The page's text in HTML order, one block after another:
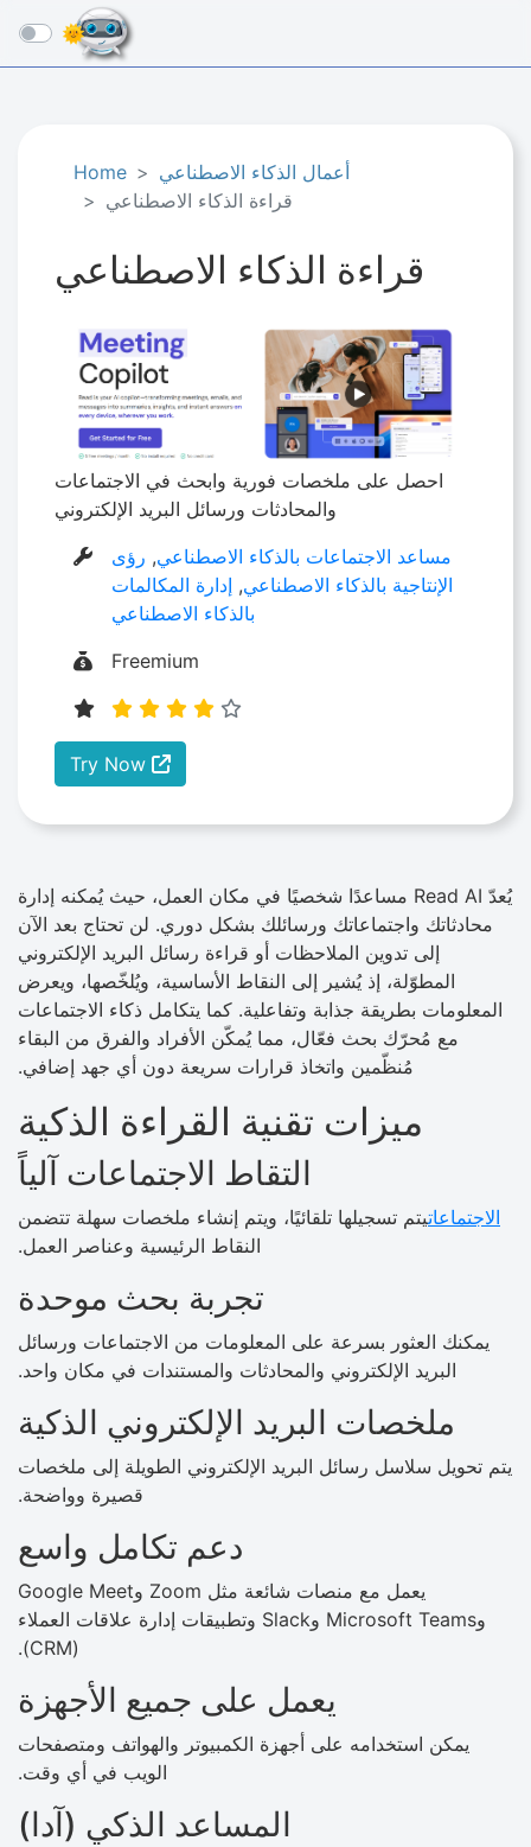
☰
Home
أعمال الذكاء الاصطناعي
قراءة الذكاء الاصطناعي
قراءة الذكاء الاصطناعي
احصل على ملخصات فورية وابحث في الاجتماعات
والمحادثات ورسائل البريد الإلكتروني
مساعد الاجتماعات بالذكاء الاصطناعي, رؤى
الإنتاجية بالذكاء الاصطناعي, إدارة المكالمات
بالذكاء الاصطناعي
Freemium
Try Now
يُعدّ Read AI مساعدًا شخصيًا في مكان العمل، حيث يُمكنه إدارة
محادثاتك واجتماعاتك ورسائلك بشكل دوري. لن تحتاج بعد الآن
إلى تدوين الملاحظات أو قراءة رسائل البريد الإلكتروني
المطوّلة، إذ يُشير إلى النقاط الأساسية، ويُلخّصها، ويعرض
المعلومات بطريقة جذابة وتفاعلية. كما يتكامل ذكاء الاجتماعات
مع مُحرّك بحث فعّال، مما يُمكّن الأفراد والفرق من البقاء
مُنظّمين واتخاذ قرارات سريعة دون أي جهد إضافي.
ميزات تقنية القراءة الذكية
التقاط الاجتماعات آلياً
الاجتماعاتيتم تسجيلها تلقائيًا، ويتم إنشاء ملخصات سهلة تتضمن
النقاط الرئيسية وعناصر العمل.
تجربة بحث موحدة
يمكنك العثور بسرعة على المعلومات من الاجتماعات ورسائل
البريد الإلكتروني والمحادثات والمستندات في مكان واحد.
ملخصات البريد الإلكتروني الذكية
يتم تحويل سلاسل رسائل البريد الإلكتروني الطويلة إلى ملخصات
قصيرة وواضحة.
دعم تكامل واسع
يعمل مع منصات شائعة مثل Zoom وGoogle Meet
وMicrosoft Teams وSlack وتطبيقات إدارة علاقات العملاء
(CRM).
يعمل على جميع الأجهزة
يمكن استخدامه على أجهزة الكمبيوتر والهواتف ومتصفحات
الويب في أي وقت.
المساعد الذكي (آدا)